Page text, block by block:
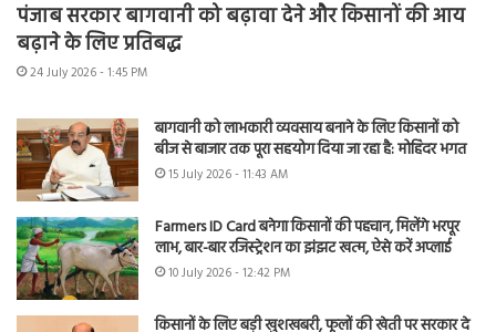
पंजाब सरकार बागवानी को बढ़ावा देने और किसानों की आय
बढ़ाने के लिए प्रतिबद्ध
24 July 2026 - 1:45 PM
बागवानी को लाभकारी व्यवसाय बनाने के लिए किसानों को
बीज से बाजार तक पूरा सहयोग दिया जा रहा है: मोहिंदर भगत
15 July 2026 - 11:43 AM
Farmers ID Card बनेगा किसानों की पहचान, मिलेंगे भरपूर
लाभ, बार-बार रजिस्ट्रेशन का झंझट खत्म, ऐसे करें अप्लाई
10 July 2026 - 12:42 PM
किसानों के लिए बड़ी खुशखबरी, फूलों की खेती पर सरकार दे